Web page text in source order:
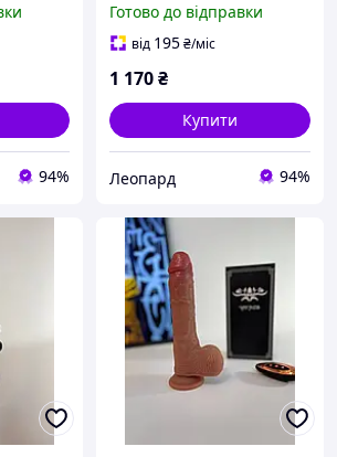
94%
клітеральний вібратор,
для жінок
Готово до відправки
від 195₴/міс
1 170₴
Купити
Леопард 94%